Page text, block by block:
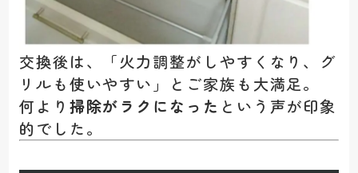
交換後は、「火力調整がしやすくなり、グ
リルも使いやすい」とご家族も大満足。
何より 掃除がラクになった という声が印象
的でした。